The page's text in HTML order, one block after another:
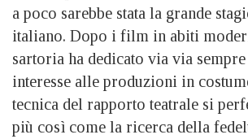
a poco sarebbe stata la grande
italiano. Dopo i film in abiti
sartoria ha dedicato via via
interesse alle produzioni in
tecnica del rapporto teatrale si
più così come la ricerca della